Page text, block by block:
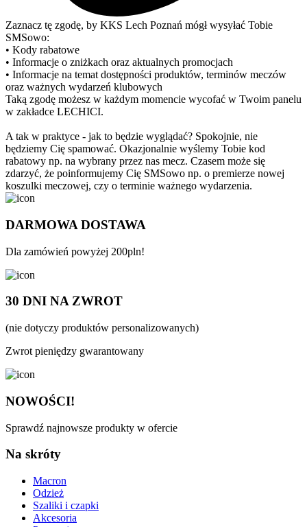
Zaznacz tę zgodę, by KKS Lech Poznań mógł wysyłać Tobie
SMSowo:
• Kody rabatowe
• Informacje o zniżkach oraz aktualnych promocjach
• Informacje na temat dostępności produktów, terminów meczów
oraz ważnych wydarzeń klubowych
Taką zgodę możesz w każdym momencie wycofać w Twoim panelu
w zakładce LECHICI.
A tak w praktyce - jak to będzie wyglądać? Spokojnie, nie
będziemy Cię spamować. Okazjonalnie wyślemy Tobie kod
rabatowy np. na wybrany przez nas mecz. Czasem może się
zdarzyć, że poinformujemy Cię SMSowo np. o premierze nowej
koszulki meczowej, czy o terminie ważnego wydarzenia.
DARMOWA DOSTAWA
Dla zamówień powyżej 200pln!
30 DNI NA ZWROT
(nie dotyczy produktów personalizowanych)
Zwrot pieniędzy gwarantowany
NOWOŚCI!
Sprawdź najnowsze produkty w ofercie
Na skróty
Macron
Odzież
Szaliki i czapki
Akcesoria